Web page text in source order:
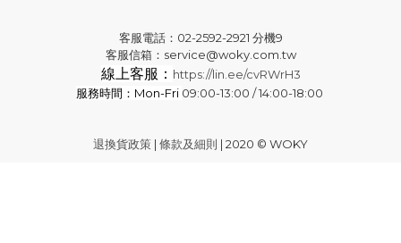
客服電話：02-2592-2921 分機9
客服信箱：service@woky.com.tw
線上客服： https://lin.ee/cvRWrH3
服務時間：Mon-Fri 09:00-13:00 / 14:00-18:00
退換貨政策 | 條款及細則 | 2020 © WOKY